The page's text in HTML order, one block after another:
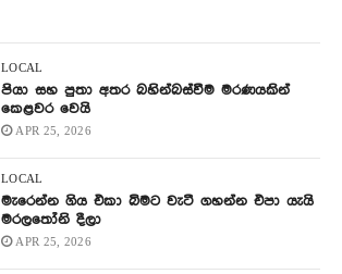
LOCAL
පියා සහ පුතා අතර බහින්බස්වීම මරණයකින්
කෙළවර වෙයි
APR 25, 2026
LOCAL
මැරෙන්න ගිය එකා බිමට වැටී ගහන්න එපා යැයි
මරලතෝනි දීලා
APR 25, 2026